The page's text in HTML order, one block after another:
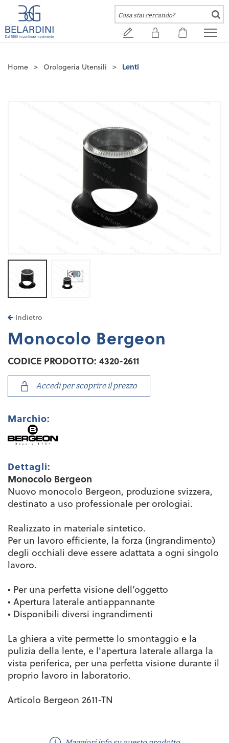
Home > Orologeria Utensili > Lenti
Indietro
Monocolo Bergeon
CODICE PRODOTTO: 4320-2611
Accedi per scoprire il prezzo
Marchio:
Dettagli:
Monocolo Bergeon
Nuovo monocolo Bergeon, produzione svizzera,
destinato a uso professionale per orologiai.
Realizzato in materiale sintetico.
Per un lavoro efficiente, la forza (ingrandimento)
degli occhiali deve essere adattata a ogni singolo
lavoro.
• Per una perfetta visione dell’oggetto
• Apertura laterale antiappannante
• Disponibili diversi ingrandimenti
La ghiera a vite permette lo smontaggio e la
pulizia della lente, e l'apertura laterale allarga la
vista periferica, per una perfetta visione durante il
proprio lavoro in laboratorio.
Articolo Bergeon 2611-TN